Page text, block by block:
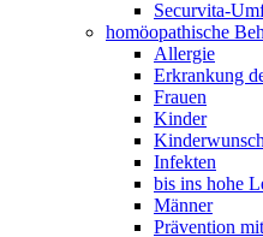
Securvita-
homöopathische
Allergie
Erkrankung
Frauen
Kinder
Kinderwunsch
Infekten
bis ins hohe
Männer
Prävention